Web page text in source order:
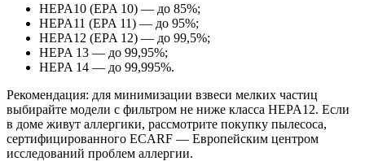
HEPA10 (EPA 10) — до 85%;
HEPA11 (EPA 11) — до 95%;
HEPA12 (EPA 12) — до 99,5%;
HEPA 13 — до 99,95%;
HEPA 14 — до 99,995%.
Рекомендация: для минимизации взвеси мелких частиц
выбирайте модели с фильтром не ниже класса HEPA12. Если
в доме живут аллергики, рассмотрите покупку пылесоса,
сертифицированного ECARF — Европейским центром
исследований проблем аллергии.